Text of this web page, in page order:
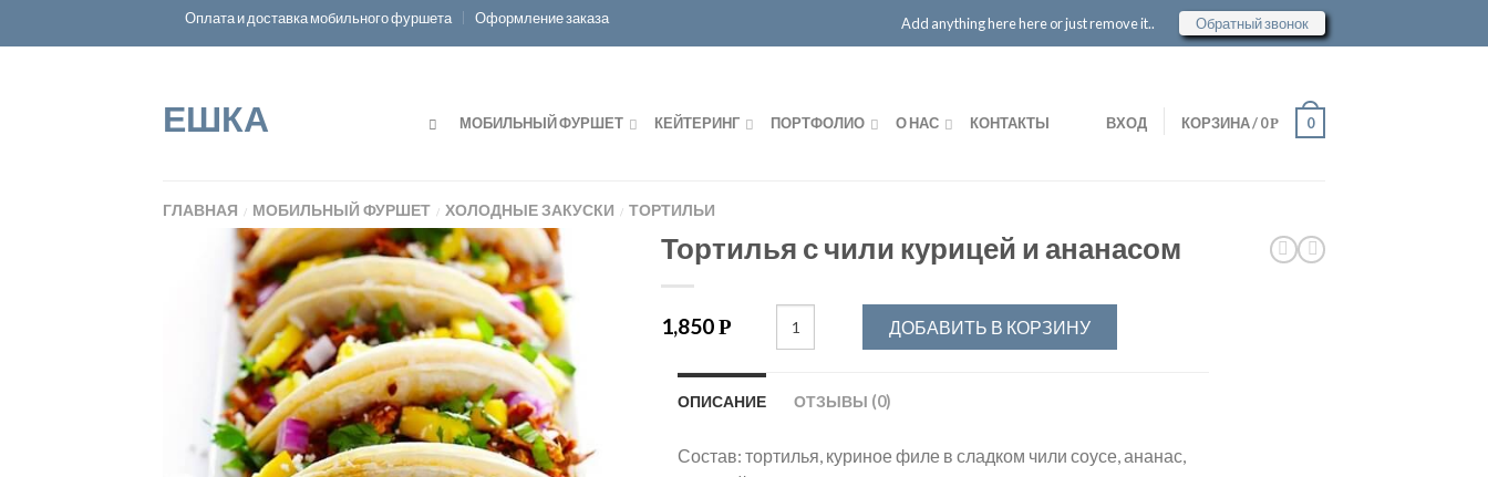
Add anything here here or just remove it.. Обратный звонок
Оплата и доставка мобильного фуршета Оформление заказа
ЕШКА МОБИЛЬНЫЙ ФУРШЕТ КЕЙТЕРИНГ ПОРТФОЛИО О НАС КОНТАКТЫ ВХОД КОРЗИНА/0Р 0
ГЛАВНАЯ / МОБИЛЬНЫЙ ФУРШЕТ / ХОЛОДНЫЕ ЗАКУСКИ / ТОРТИЛЬИ
Тортилья с чили курицей и ананасом
1,850Р ДОБАВИТЬ В КОРЗИНУ
ОПИСАНИЕ ОТЗЫВЫ (0)
Состав: тортилья, куриное филе в сладком чили соусе, ананас,